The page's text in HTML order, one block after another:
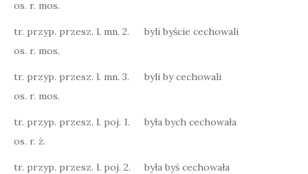
os. r. mos.
tr. przyp. przesz. l. mn. 2.
os. r. mos.
byli byście cechowali
tr. przyp. przesz. l. mn. 3.
os. r. mos.
byli by cechowali
tr. przyp. przesz. l. poj. 1.
os. r. ż.
była bych cechowała
tr. przyp. przesz. l. poj. 2.
była byś cechowała